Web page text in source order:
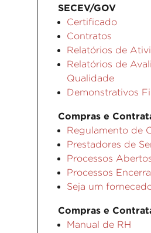
SECEV/GOV
Certificado
Contratos
Relatórios de
Relatórios de
Qualidade
Demonstrativos
Compras e
Regulamento de
Prestadores de
Processos
Processos
Seja um
Compras e
Manual de RH